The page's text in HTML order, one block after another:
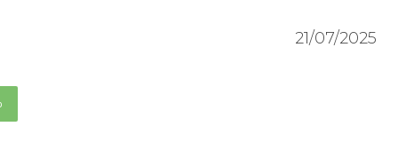
21/07/2025